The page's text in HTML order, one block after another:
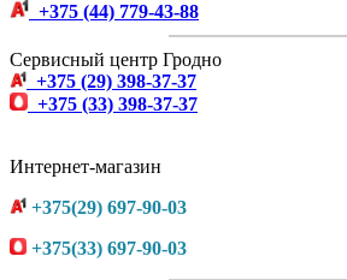
+375 (44) 779-43-88
Сервисный центр Гродно
+375 (29) 398-37-37
+375 (33) 398-37-37
Интернет-магазин
+375(29) 697-90-03
+375(33) 697-90-03